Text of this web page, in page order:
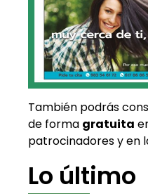
También podrás
de forma gratuita
patrocinadores y en
Lo último